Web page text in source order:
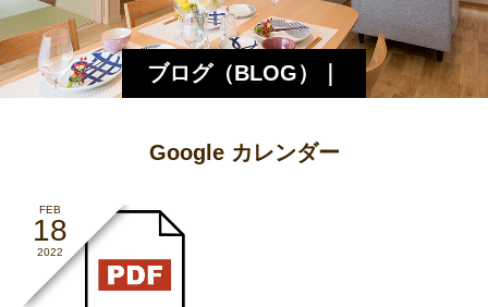
ブログ（BLOG）｜
エルハウス
Google カレンダー
FEB
18
2022